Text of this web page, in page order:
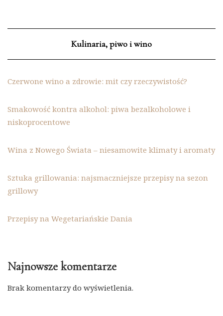
Kulinaria, piwo i wino
Czerwone wino a zdrowie: mit czy rzeczywistość?
Smakowość kontra alkohol: piwa bezalkoholowe i
niskoprocentowe
Wina z Nowego Świata – niesamowite klimaty i aromaty
Sztuka grillowania: najsmaczniejsze przepisy na sezon
grillowy
Przepisy na Wegetariańskie Dania
Najnowsze komentarze
Brak komentarzy do wyświetlenia.